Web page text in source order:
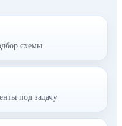
схемы
под задачу